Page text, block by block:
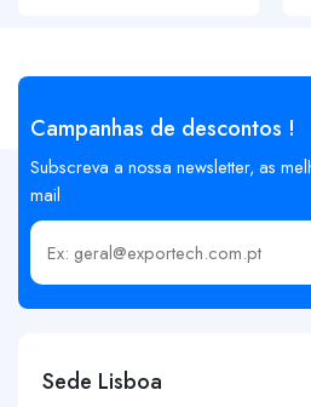
Campanhas de descontos !
Subscreva a nossa newsletter, as
mail
Insira o seu email
Sede Lisboa